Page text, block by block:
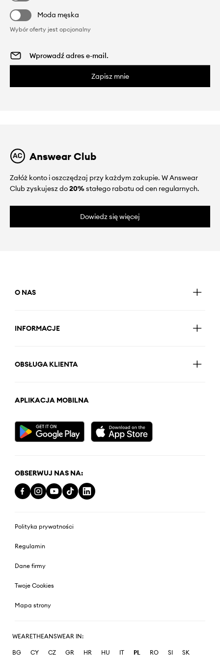
Moda męska
Wybór oferty jest opcjonalny
Zapisz mnie
Answear Club
Załóż konto i oszczędzaj przy każdym zakupie. W Answear
Club zyskujesz do20%stałego rabatu od cen regularnych.
Dowiedz się więcej
O NAS
INFORMACJE
OBSŁUGA KLIENTA
APLIKACJA MOBILNA
OBSERWUJ NAS NA:
Polityka prywatności
Regulamin
Dane firmy
Twoje Cookies
Mapa strony
WEARETHEANSWEAR IN:
BG CY CZ GR HR HU IT PL RO SI
SK